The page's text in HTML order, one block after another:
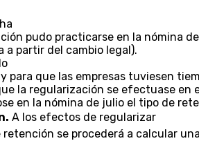
pudo practicarse en la nómina
a partir del cambio legal).
para que las empresas tuviesen
la regularización se efectuase en
en la nómina de julio el tipo de
A los efectos de regularizar
retención se procederá a calcular